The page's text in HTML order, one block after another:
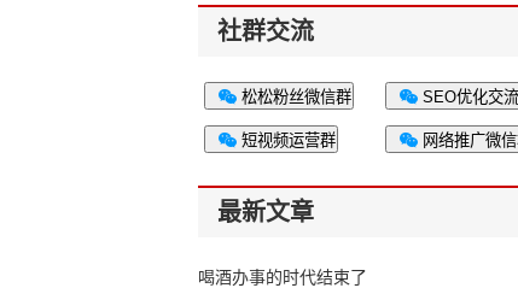
社群交流
松松粉丝微信群 SEO优化交
短视频运营群 网络推广微
最新文章
喝酒办事的时代结束了